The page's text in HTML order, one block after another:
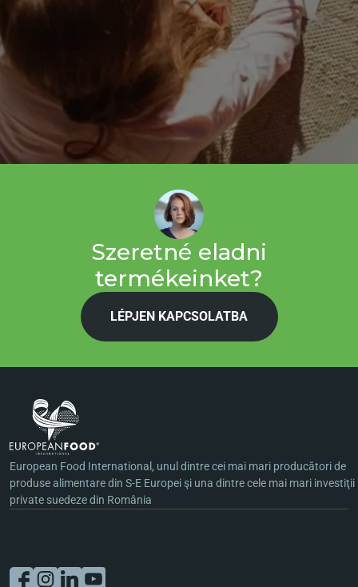
Szeretné eladni
termékeinket?
LÉPJEN KAPCSOLATBA
European Food International, unul dintre cei mai mari producători de
produse alimentare din S-E Europei şi una dintre cele mai mari investiţii
private suedeze din România